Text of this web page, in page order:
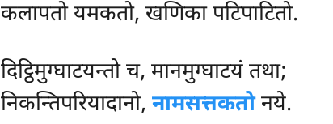
कलापतो यमकतो, खणिका पटिपाटितो.
दिट्ठिमुग्घाटयन्तो च, मानमुग्घाटयं तथा;
निकन्तिपरियादानो, नामसत्तकतोनये.